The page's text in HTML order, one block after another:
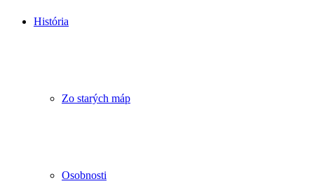
História
Zo starých máp
Osobnosti